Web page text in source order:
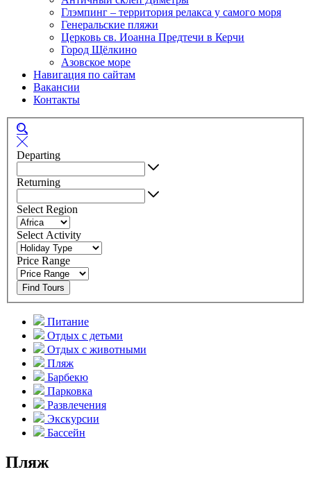
Глэмпинг – территория релакса у самого моря
Генеральские пляжи
Церковь св. Иоанна Предтечи в Керчи
Город Щёлкино
Азовское море
Навигация по сайтам
Вакансии
Контакты
Departing
Returning
Select Region
Select Activity
Price Range
Find Tours
Питание
Отдых с детьми
Отдых с животными
Пляж
Барбекю
Парковка
Развлечения
Экскурсии
Бассейн
Пляж